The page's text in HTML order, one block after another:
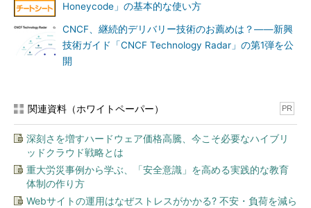
Honeycode」の基本的な使い方
CNCF、継続的デリバリー技術のお薦めは？――新興
技術ガイド「CNCF Technology Radar」の第1弾を公
開
関連資料（ホワイトペーパー） PR
深刻さを増すハードウェア価格高騰、今こそ必要なハイブリ
ッドクラウド戦略とは
重大労災事例から学ぶ、「安全意識」を高める実践的な教育
体制の作り方
Webサイトの運用はなぜストレスがかかる? 不安・負荷を減ら